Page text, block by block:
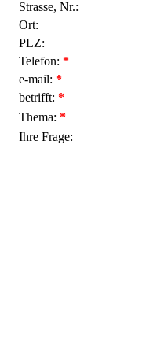
Strasse, Nr.:
Ort:
PLZ:
Telefon: *
e-mail: *
betrifft: *
Thema: *
Ihre Frage: